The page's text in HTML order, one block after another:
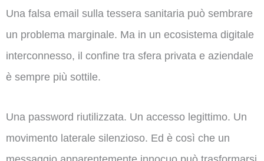
Una falsa email sulla tessera sanitaria può sembrare
un problema marginale. Ma in un ecosistema digitale
interconnesso, il confine tra sfera privata e aziendale
è sempre più sottile.
Una password riutilizzata. Un accesso legittimo. Un
movimento laterale silenzioso. Ed è così che un